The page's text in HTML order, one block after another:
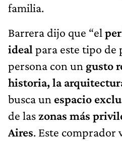
familia.
Barrera dijo que “el
ideal para este tipo de
persona con un gusto
historia, la
busca un espacio
de las zonas más
Aires. Este comprador